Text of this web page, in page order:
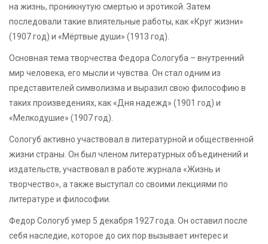
на жизнь, проникнутую смертью и эротикой. Затем
последовали такие влиятельные работы, как «Круг жизни»
(1907 год) и «Мёртвые души» (1913 год).
Основная тема творчества Федора Сологуба – внутренний
мир человека, его мысли и чувства. Он стал одним из
представителей символизма и выразил свою философию в
таких произведениях, как «Дня надежд» (1901 год) и
«Мелкодушие» (1907 год).
Сологуб активно участвовал в литературной и общественной
жизни страны. Он был членом литературных объединений и
издательств, участвовал в работе журнала «Жизнь и
творчество», а также выступал со своими лекциями по
литературе и философии.
Федор Сологуб умер 5 декабря 1927 года. Он оставил после
себя наследие, которое до сих пор вызывает интерес и